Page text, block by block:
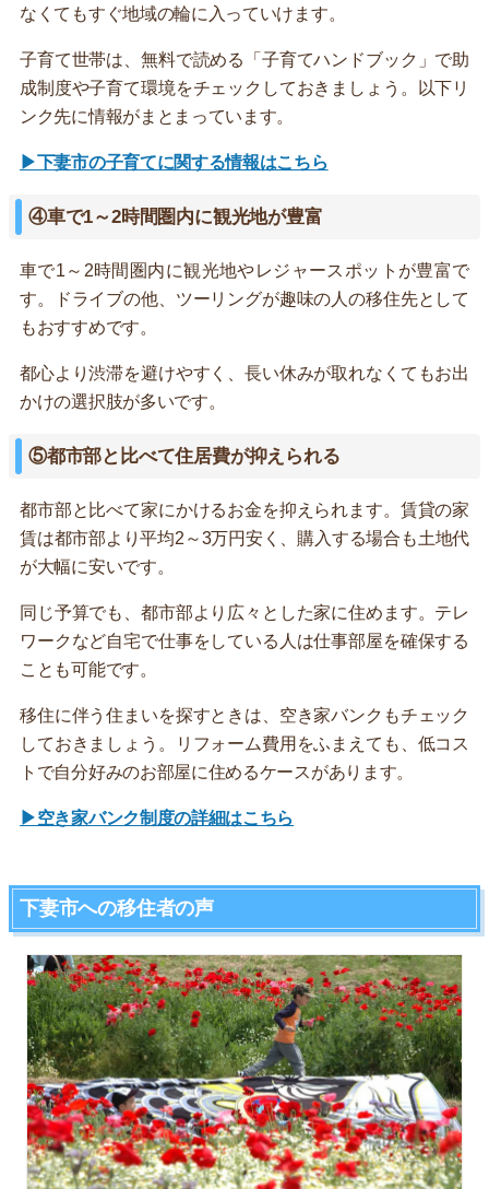
なくてもすぐ地域の輪に入っていけます。
子育て世帯は、無料で読める「子育てハンドブック」で助
成制度や子育て環境をチェックしておきましょう。以下リ
ンク先に情報がまとまっています。
▶下妻市の子育てに関する情報はこちら
④車で1～2時間圏内に観光地が豊富
車で1～2時間圏内に観光地やレジャースポットが豊富で
す。ドライブの他、ツーリングが趣味の人の移住先として
もおすすめです。
都心より渋滞を避けやすく、長い休みが取れなくてもお出
かけの選択肢が多いです。
⑤都市部と比べて住居費が抑えられる
都市部と比べて家にかけるお金を抑えられます。賃貸の家
賃は都市部より平均2～3万円安く、購入する場合も土地代
が大幅に安いです。
同じ予算でも、都市部より広々とした家に住めます。テレ
ワークなど自宅で仕事をしている人は仕事部屋を確保する
ことも可能です。
移住に伴う住まいを探すときは、空き家バンクもチェック
しておきましょう。リフォーム費用をふまえても、低コス
トで自分好みのお部屋に住めるケースがあります。
▶空き家バンク制度の詳細はこちら
下妻市への移住者の声